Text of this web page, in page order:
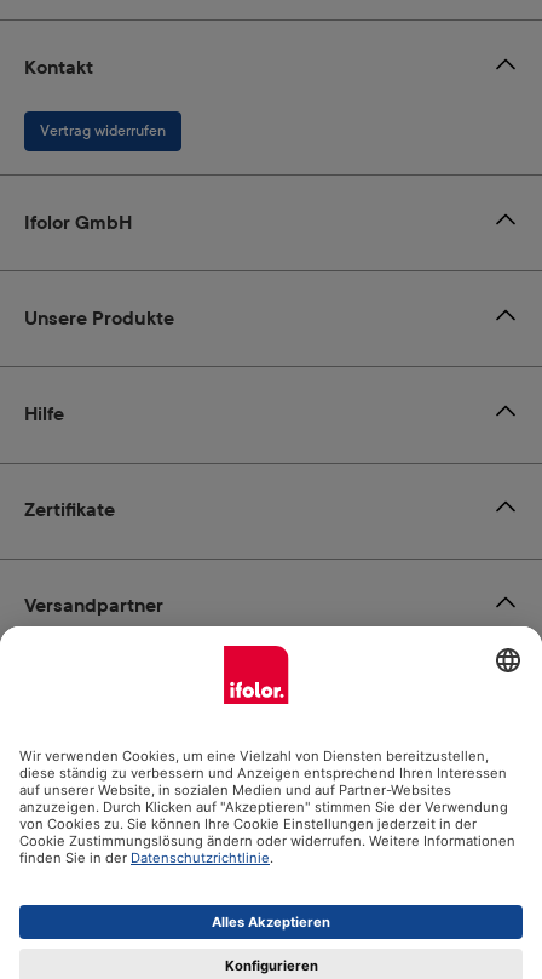
Zertifikate
Kontakt
Vertrag widerrufen
Ifolor GmbH
Unsere Produkte
Hilfe
Zahlungsmöglichkeiten
Social Media
Versandpartner
Alle Preise inkl. gesetzl. Mehrwertsteuer zzgl.
und ggf. Nachnahmegebühren, wenn nicht anders angegeben.